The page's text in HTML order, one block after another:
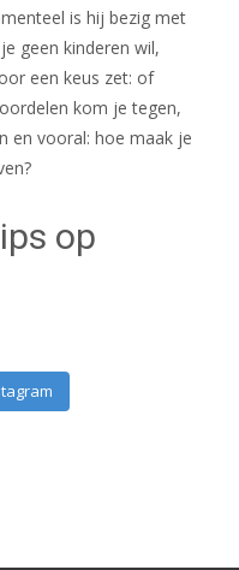
is hij bezig met
geen kinderen wil,
een keus zet: of
kom je tegen,
en vooral: hoe maak je
op